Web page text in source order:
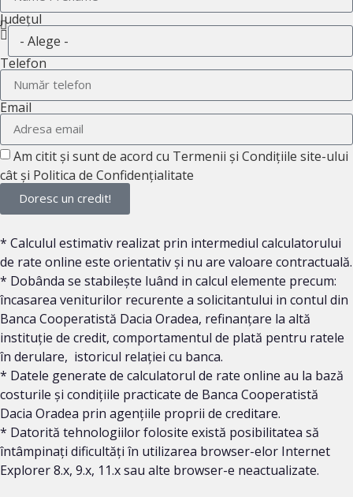
Județul
Telefon
Email
Am citit și sunt de acord cu Termenii și Condițiile site-ului
cât și Politica de Confidențialitate
Doresc un credit!
* Calculul estimativ realizat prin intermediul calculatorului
de rate online este orientativ și nu are valoare contractuală.
* Dobânda se stabilește luând in calcul elemente precum:
încasarea veniturilor recurente a solicitantului in contul din
Banca Cooperatistă Dacia Oradea, refinanțare la altă
instituție de credit, comportamentul de plată pentru ratele
în derulare, istoricul relației cu banca.
* Datele generate de calculatorul de rate online au la bază
costurile și condițiile practicate de Banca Cooperatistă
Dacia Oradea prin agențiile proprii de creditare.
* Datorită tehnologiilor folosite există posibilitatea să
întâmpinați dificultăți în utilizarea browser-elor Internet
Explorer 8.x, 9.x, 11.x sau alte browser-e neactualizate.